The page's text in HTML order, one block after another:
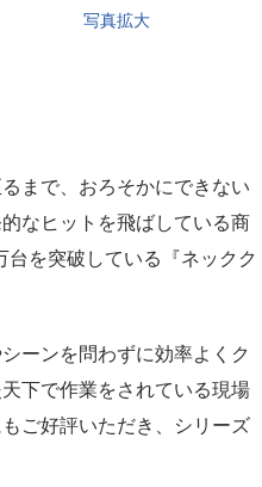
写真拡大
まで、おろそかにできない
なヒットを飛ばしている商
を突破している『ネックク
ーンを問わずに効率よくク
下で作業をされている現場
ご好評いただき、シリーズ